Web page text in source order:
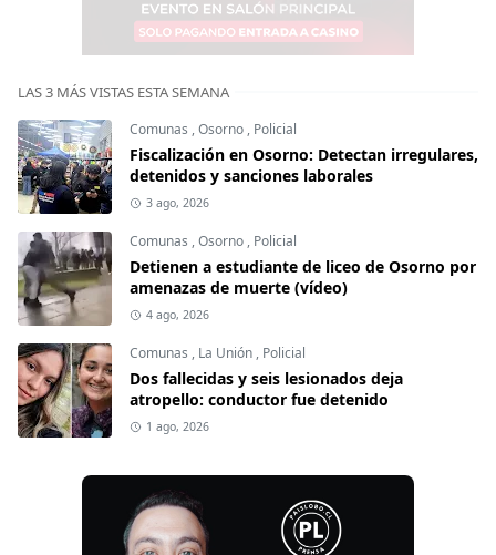
LAS 3 MÁS VISTAS ESTA SEMANA
Comunas ,Osorno , Policial
Fiscalización en Osorno: Detectan irregulares,
detenidos y sanciones laborales
3 ago, 2026
Comunas ,Osorno , Policial
Detienen a estudiante de liceo de Osorno por
amenazas de muerte (vídeo)
4 ago, 2026
Comunas , La Unión , Policial
Dos fallecidas y seis lesionados deja
atropello: conductor fue detenido
1 ago, 2026